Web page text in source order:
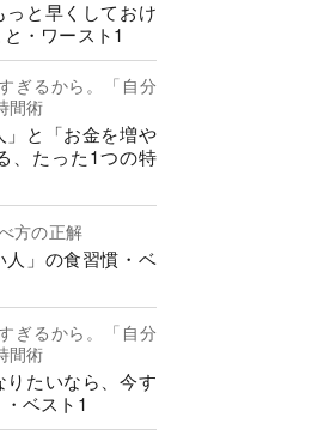
と早くしておけ
・ワースト1
ぎるから。「自分
間術
」と「お金を増や
、たった1つの特
方の正解
人」の食習慣・ベ
ぎるから。「自分
間術
りたいなら、今す
ベスト1